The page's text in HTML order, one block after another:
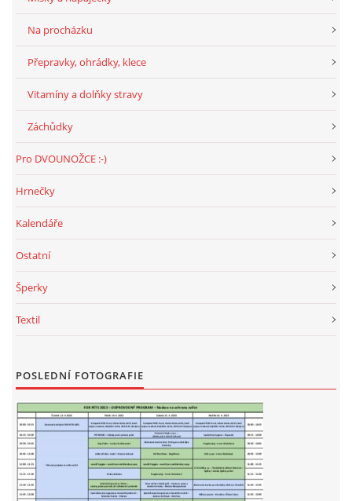
Na procházku
Přepravky, ohrádky, klece
Vitamíny a dolňky stravy
Záchůdky
Pro DVOUNOŽCE :-)
Hrnečky
Kalendáře
Ostatní
Šperky
Textil
POSLEDNÍ FOTOGRAFIE